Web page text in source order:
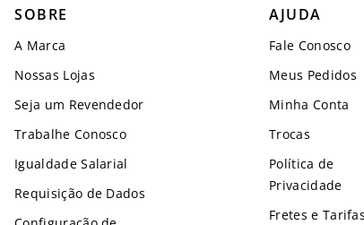
SOBRE
A Marca
Nossas Lojas
Seja um Revendedor
Trabalhe Conosco
Igualdade Salarial
Requisição de Dados
AJUDA
Fale Conosco
Meus Pedidos
Minha Conta
Trocas
Política de
Privacidade
Fretes e Tarifas